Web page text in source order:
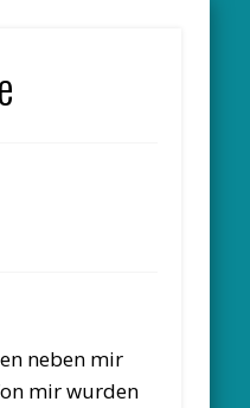
neben mir
mir wurden